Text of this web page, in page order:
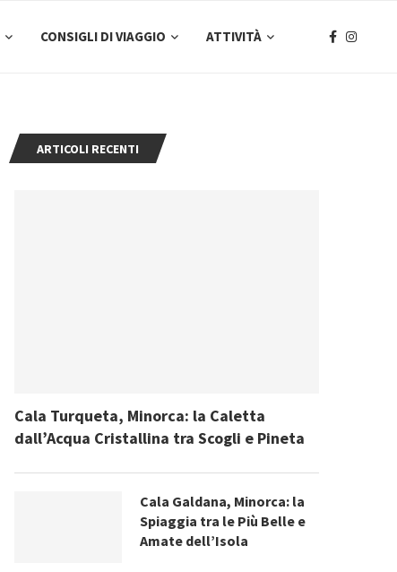
CONSIGLI DI VIAGGIO ATTIVITÀ
ARTICOLI RECENTI
Cala Turqueta, Minorca: la Caletta
dall’Acqua Cristallina tra Scogli e Pineta
Cala Galdana, Minorca: la
Spiaggia tra le Più Belle e
Amate dell’Isola